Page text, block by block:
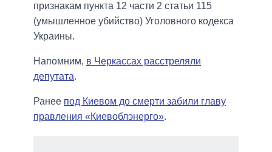
признакам пункта 12 части 2 статьи 115
(умышленное убийство) Уголовного кодекса
Украины.
Напомним, в Черкассах расстреляли
депутата.
Ранее под Киевом до смерти забили главу
правления «Киевоблэнерго».